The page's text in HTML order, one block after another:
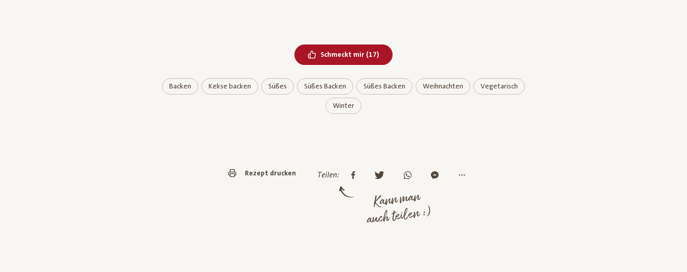
Schmeckt mir Bereits geliked
(17)
Backen Kekse backen Süßes Süßes Backen Süßes Backen Weihnachten Vegetarisch
Winter
Rezept drucken Teilen:
Kann man
auch teilen :)